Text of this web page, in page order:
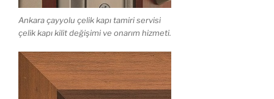
Ankara çayyolu çelik kapı tamiri servisi
çelik kapı kilit değişimi ve onarım hizmeti.